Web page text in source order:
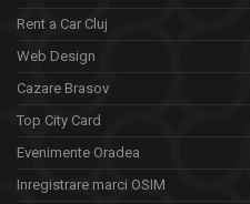
Rent a Car Cluj
Web Design
Cazare Brasov
Top City Card
Evenimente Oradea
Inregistrare marci OSIM